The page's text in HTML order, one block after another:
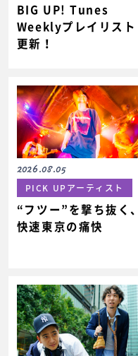
BIG UP! Tunes
Weeklyプレイリスト
更新！
2026.08.05
PICK UPアーティスト
“フツー”を撃ち抜く、
快速東京の痛快